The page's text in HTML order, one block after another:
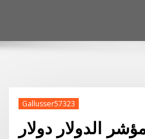
Gallusser57323
الدولار دولار